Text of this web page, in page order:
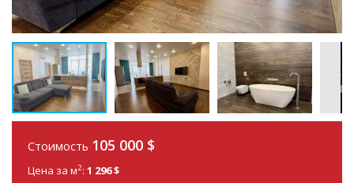
Стоимость 105 000 $
Цена за м2: 1 296 $